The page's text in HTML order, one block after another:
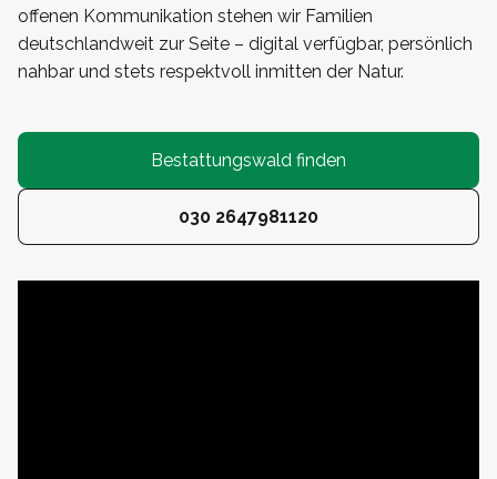
offenen Kommunikation stehen wir Familien
deutschlandweit zur Seite – digital verfügbar, persönlich
nahbar und stets respektvoll inmitten der Natur.
Bestattungswald finden
030 2647981120